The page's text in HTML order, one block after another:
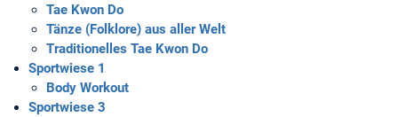
Tae Kwon Do
Tänze (Folklore) aus aller Welt
Traditionelles Tae Kwon Do
Sportwiese 1
Body Workout
Sportwiese 3